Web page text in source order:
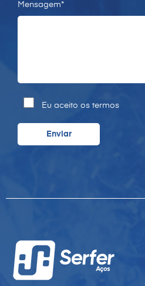
Mensagem*
Eu aceito os termos